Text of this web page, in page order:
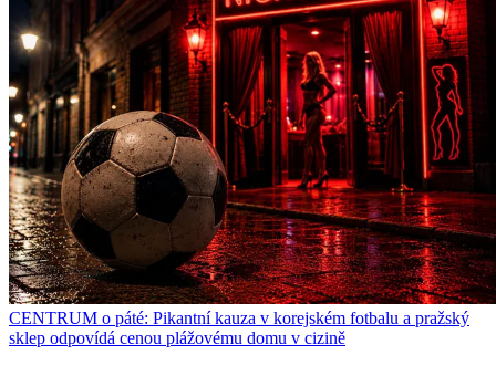
CENTRUM o páté: Pikantní kauza v korejském fotbalu a pražský
sklep odpovídá cenou plážovému domu v cizině